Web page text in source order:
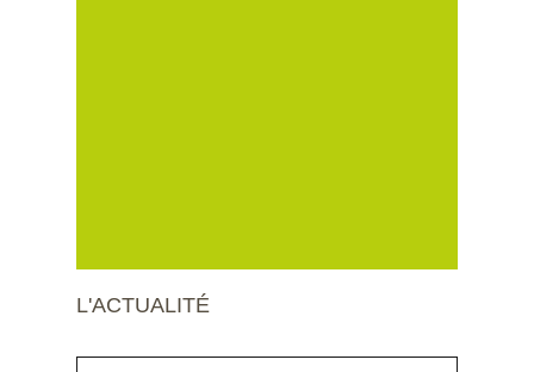
L'ACTUALITÉ